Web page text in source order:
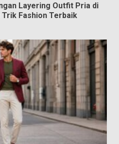
Layering Outfit Pria di
Fashion Terbaik